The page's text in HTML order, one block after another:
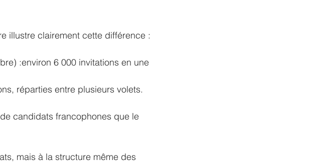
illustre clairement cette différence :
:environ 6 000 invitations en une
réparties entre plusieurs volets.
candidats francophones que le
mais à la structure même des